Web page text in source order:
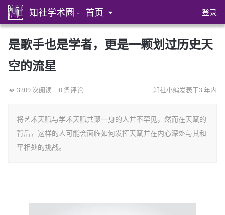
知社学术圈 - 首页 登录
是歌手也是学者，更是一颗划过历史天
空的流星
3209 次阅读 0 条评论 知社小编发表于3 年内
将艺术天赋与学术天赋共聚一身的人并不罕见，然而在天赋的
背后，这样的人可能会面临如何发挥天赋并在内心深处与其和
平相处的挑战。